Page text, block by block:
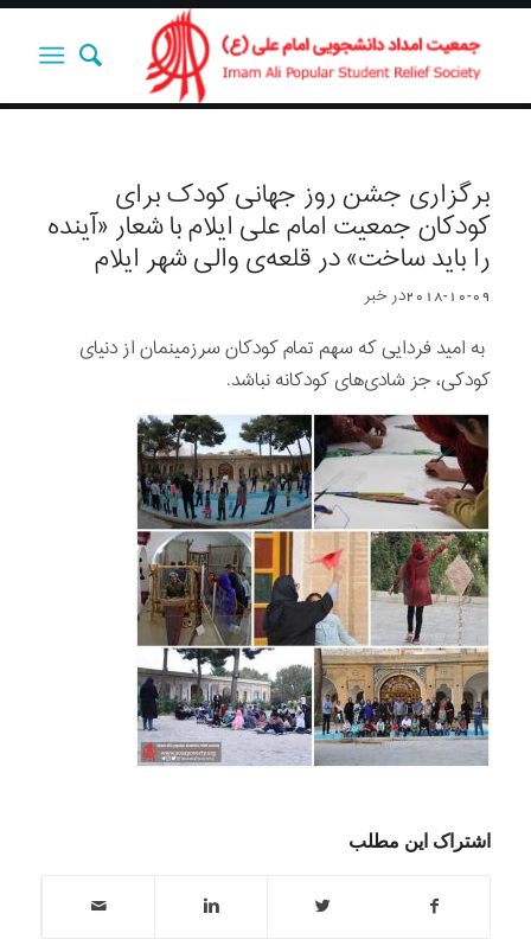
برگزاری جشن روز جهانی کودک برای
کودکان جمعیت امام علی ایلام با شعار «آینده
را باید ساخت» در قلعه‌ی والی شهر ایلام
2018-10-09درخبر
‍ به امید فردایی که سهم تمام کودکان سرزمینمان از دنیای
کودکی، جز شادی‌های کودکانه نباشد.
اشتراک این مطلب